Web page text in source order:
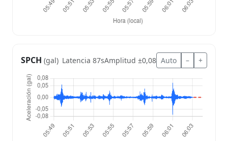
SPCH (gal) Latencia 87sAmplitud ±0,08 Auto – +